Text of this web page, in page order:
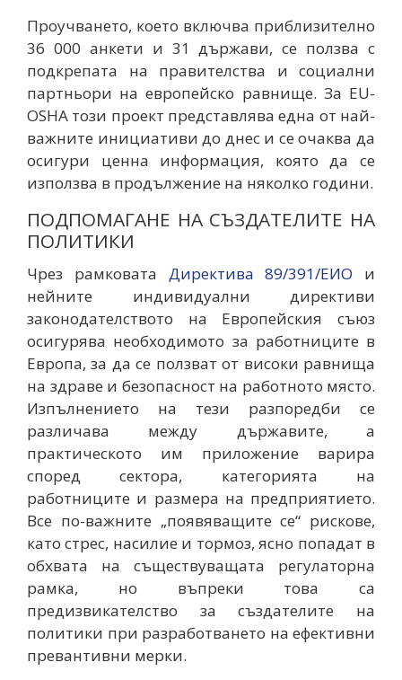
Проучването, което включва приблизително
36 000 анкети и 31 държави, се ползва с
подкрепата на правителства и социални
партньори на европейско равнище. За EU-
OSHA този проект представлява една от най-
важните инициативи до днес и се очаква да
осигури ценна информация, която да се
използва в продължение на няколко години.
ПОДПОМАГАНЕ НА СЪЗДАТЕЛИТЕ НА
ПОЛИТИКИ
Чрез рамковата Директива 89/391/EИО и
нейните индивидуални директиви
законодателството на Европейския съюз
осигурява необходимото за работниците в
Европа, за да се ползват от високи равнища
на здраве и безопасност на работното място.
Изпълнението на тези разпоредби се
различава между държавите, а
практическото им приложение варира
според сектора, категорията на
работниците и размера на предприятието.
Все по-важните „появяващите се“ рискове,
като стрес, насилие и тормоз, ясно попадат в
обхвата на съществуващата регулаторна
рамка, но въпреки това са
предизвикателство за създателите на
политики при разработването на ефективни
превантивни мерки.